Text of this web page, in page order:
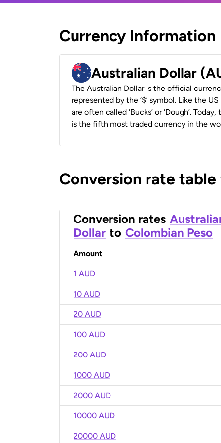
Currency Information
Australian Dollar
The Australian Dollar is the official
represented by the ‘$’ symbol. Like the
are often called ‘Bucks’ or ‘Dough’.
is the fifth most traded currency in the
Conversion rate
Conversion rates
Dollar to Colombian Peso
Amount
1 AUD
10 AUD
20 AUD
100 AUD
200 AUD
1000 AUD
2000 AUD
10000 AUD
20000 AUD